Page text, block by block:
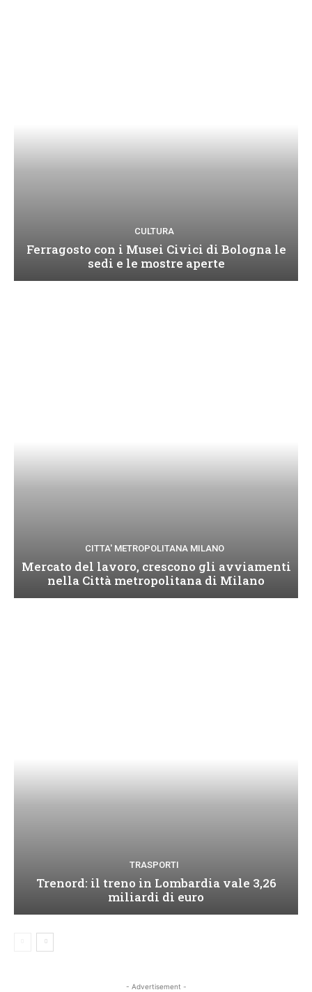
CULTURA
Ferragosto con i Musei Civici di Bologna le
sedi e le mostre aperte
CITTA' METROPOLITANA MILANO
Mercato del lavoro, crescono gli avviamenti
nella Città metropolitana di Milano
TRASPORTI
Trenord: il treno in Lombardia vale 3,26
miliardi di euro
- Advertisement -